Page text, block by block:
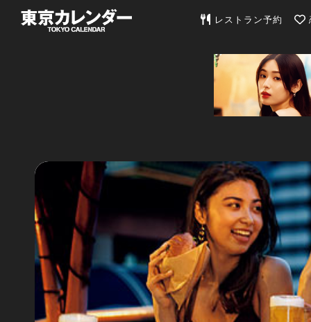
東京カレンダー | 最新
レストラン予約